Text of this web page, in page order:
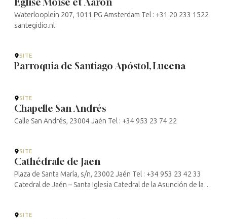
Waterlooplein 207, 1011 PG Amsterdam Tel : +31 20 233 1522
santegidio.nl
SITE
Parroquia de Santiago Apóstol, Lucena
SITE
Chapelle San Andrés
Calle San Andrés, 23004 Jaén Tel : +34 953 23 74 22
SITE
Cathédrale de Jaen
Plaza de Santa María, s/n, 23002 Jaén Tel : +34 953 23 42 33
Catedral de Jaén – Santa Iglesia Catedral de la Asunción de la
SITE